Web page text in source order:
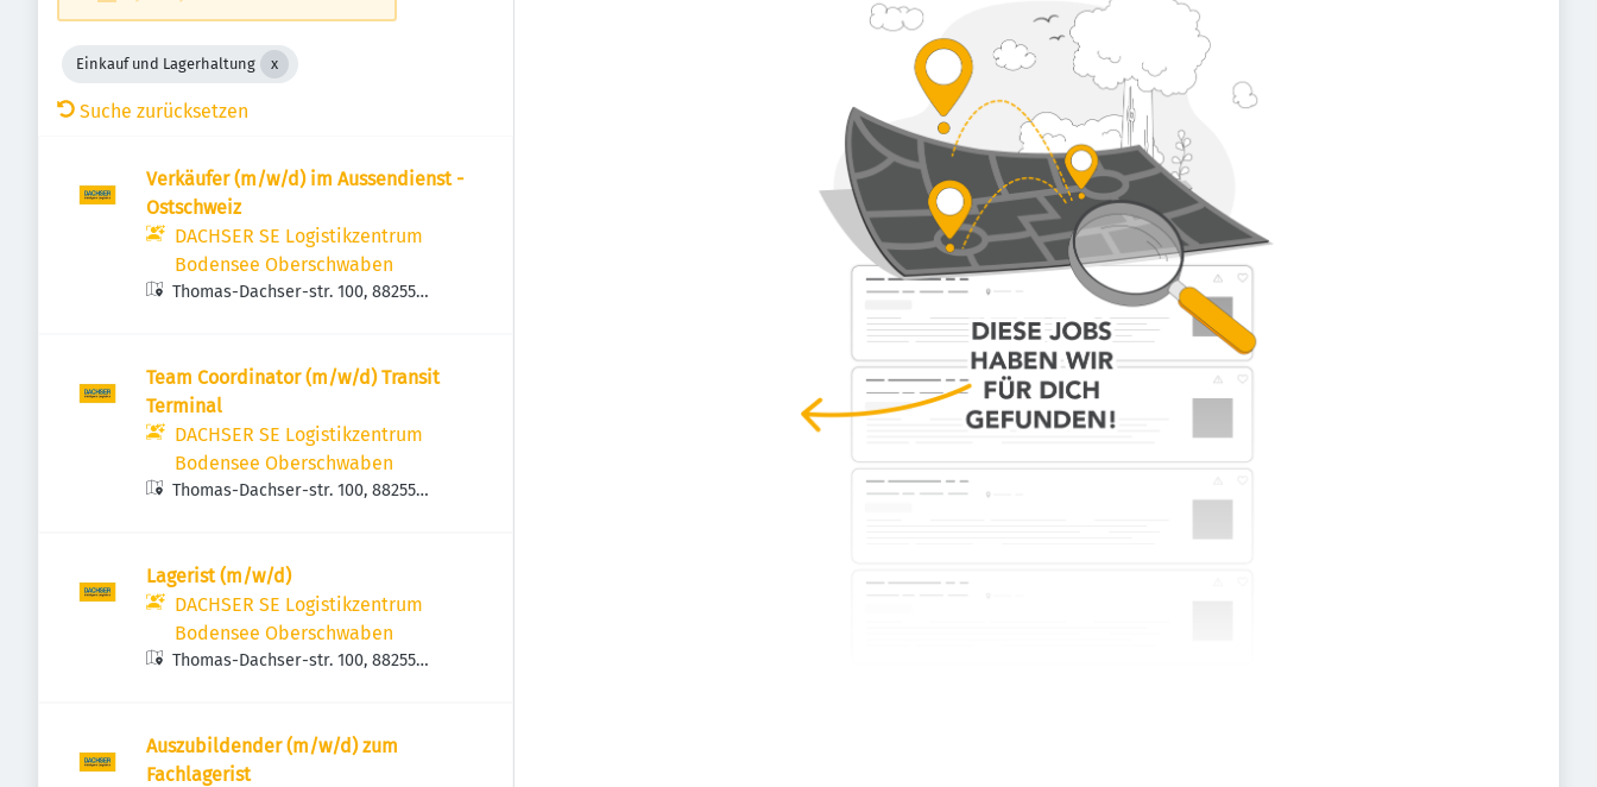
Einkauf und Lagerhaltung
Suche zurücksetzen
Verkäufer (m/w/d) im Aussendienst -
Ostschweiz
DACHSER SE Logistikzentrum
Bodensee Oberschwaben
Thomas-Dachser-str. 100, 88255
Team Coordinator (m/w/d) Transit
Terminal
DACHSER SE Logistikzentrum
Bodensee Oberschwaben
Thomas-Dachser-str. 100, 88255
Lagerist (m/w/d)
DACHSER SE Logistikzentrum
Bodensee Oberschwaben
Thomas-Dachser-str. 100, 88255
Auszubildender (m/w/d) zum
Fachlagerist